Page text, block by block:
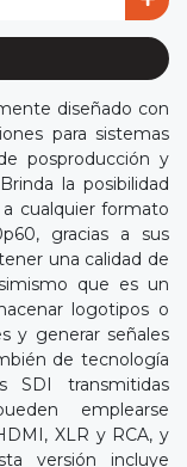
diseñado con
para sistemas
posproducción y
la posibilidad
cualquier formato
gracias a sus
una calidad de
que es un
logotipos o
y generar señales
de tecnología
SDI transmitidas
emplearse
XLR y RCA, y
versión incluye